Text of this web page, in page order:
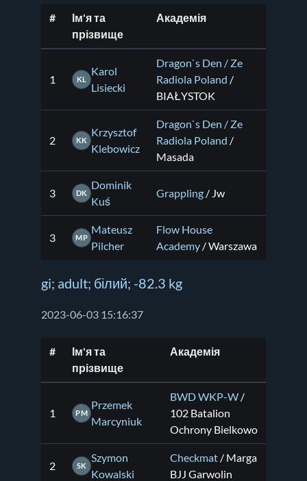
#
Ім'я та
прізвище
Академія
1 KL
Karol
Lisiecki
Dragon`s Den / Ze
Radiola Poland /
BIAŁYSTOK
2 KK
Krzysztof
Klebowicz
Dragon`s Den / Ze
Radiola Poland /
Masada
3 DK
Dominik
Kuś
Grappling / Jw
3 MP
Mateusz
Pilcher
Flow House
Academy / Warszawa
gi; adult; білий; -82.3 kg
2023-06-03 15:16:37
#
Ім'я та
прізвище
Академія
1 PM
Przemek
Marcyniuk
BWD WKP-W /
102 Batalion
Ochrony Bielkowo
2 SK
Szymon
Kowalski
Checkmat / Marga
BJJ Garwolin